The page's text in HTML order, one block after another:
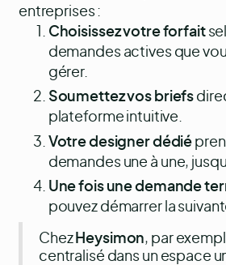
entreprises :
Choisissez votre forfait
demandes actives que
gérer.
Soumettez vos briefs
plateforme intuitive.
Votre designer dédié
demandes une à une,
Une fois une demande
pouvez démarrer la
Chez Heysimon, par
centralisé dans un espace